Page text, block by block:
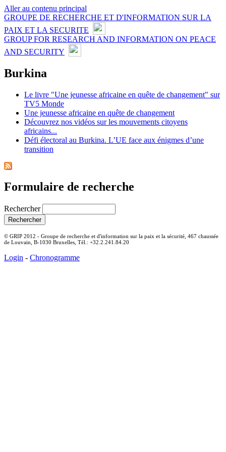
Aller au contenu principal
GROUPE DE RECHERCHE ET D'INFORMATION SUR LA
PAIX ET LA SECURITE
GROUP FOR RESEARCH AND INFORMATION ON PEACE
AND SECURITY
Burkina
Le livre "Une jeunesse africaine en quête de changement" sur
TV5 Monde
Une jeunesse africaine en quête de changement
Découvrez nos vidéos sur les mouvements citoyens
africains...
Défi électoral au Burkina. L’UE face aux énigmes d’une
transition
Formulaire de recherche
Rechercher
© GRIP 2012 - Groupe de recherche et d'information sur la paix et la sécurité, 467 chaussée
de Louvain, B-1030 Bruxelles, Tél.: +32.2.241.84.20
Login - Chronogramme